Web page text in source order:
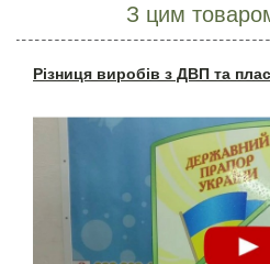
З цим
Різниця виробів з ДВП та